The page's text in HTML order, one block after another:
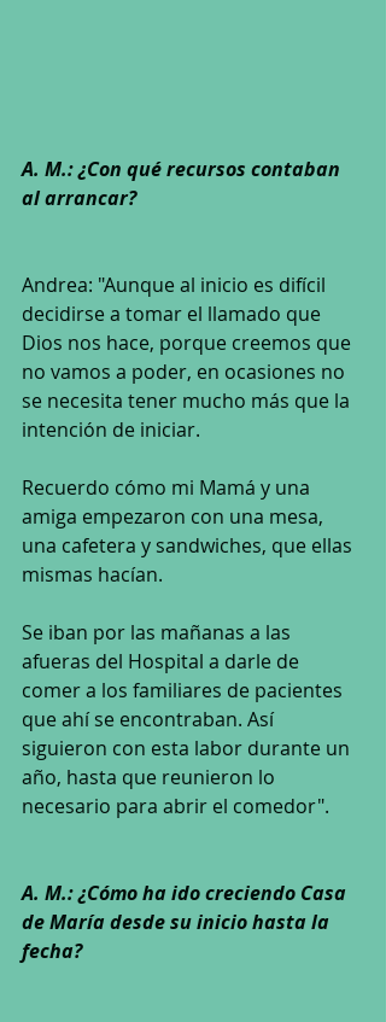
A. M.: ¿Con qué recursos contaban
al arrancar?
Andrea: "Aunque al inicio es difícil
decidirse a tomar el llamado que
Dios nos hace, porque creemos que
no vamos a poder, en ocasiones no
se necesita tener mucho más que la
intención de iniciar.
Recuerdo cómo mi Mamá y una
amiga empezaron con una mesa,
una cafetera y sandwiches, que ellas
mismas hacían.
Se iban por las mañanas a las
afueras del Hospital a darle de
comer a los familiares de pacientes
que ahí se encontraban. Así
siguieron con esta labor durante un
año, hasta que reunieron lo
necesario para abrir el comedor".
A. M.: ¿Cómo ha ido creciendo Casa
de María desde su inicio hasta la
fecha?